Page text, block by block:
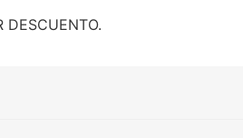
DESCUENTO.